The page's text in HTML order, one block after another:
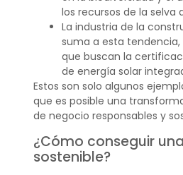
los recursos de la selva
La industria de la
suma a esta
que buscan la
de energía solar
Estos son solo algunos
que es posible una
de negocio responsables y
¿Cómo conseguir
sostenible?